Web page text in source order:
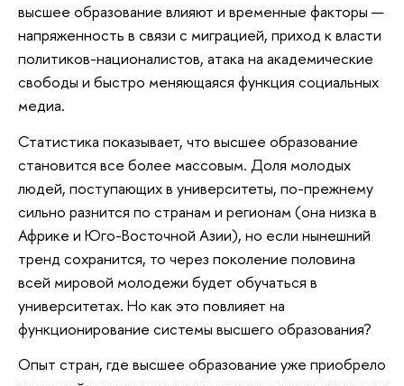
высшее образование влияют и временные факторы —
напряженность в связи с миграцией, приход к власти
политиков-националистов, атака на академические
свободы и быстро меняющаяся функция социальных
медиа.
Статистика показывает, что высшее образование
становится все более массовым. Доля молодых
людей, поступающих в университеты, по-прежнему
сильно разнится по странам и регионам (она низка в
Африке и Юго-Восточной Азии), но если нынешний
тренд сохранится, то через поколение половина
всей мировой молодежи будет обучаться в
университетах. Но как это повлияет на
функционирование системы высшего образования?
Опыт стран, где высшее образование уже приобрело